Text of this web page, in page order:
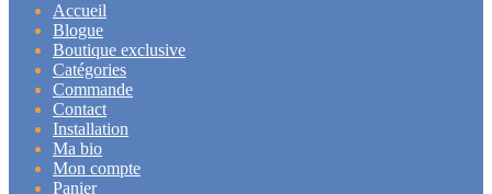
Accueil
Blogue
Boutique exclusive
Catégories
Commande
Contact
Installation
Ma bio
Mon compte
Panier